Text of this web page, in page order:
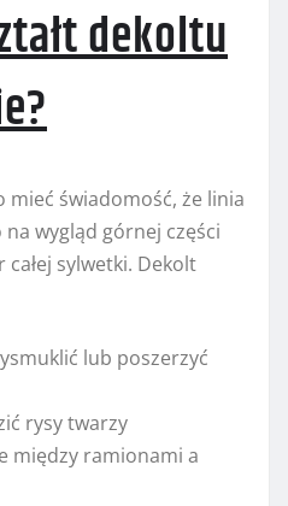
dekoltu
świadomość, że linia
na wygląd górnej części
całej sylwetki. Dekolt
lub poszerzyć
rysy twarzy
między ramionami a